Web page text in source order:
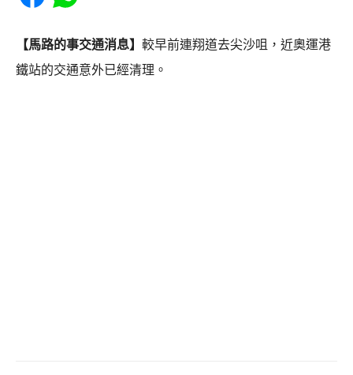
【馬路的事交通消息】 較早前連翔道去尖沙咀，近奧運港
鐵站的交通意外已經清理。